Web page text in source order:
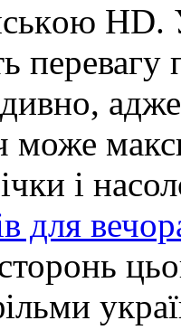
HD.
перевагу
дивно,
може
і
для